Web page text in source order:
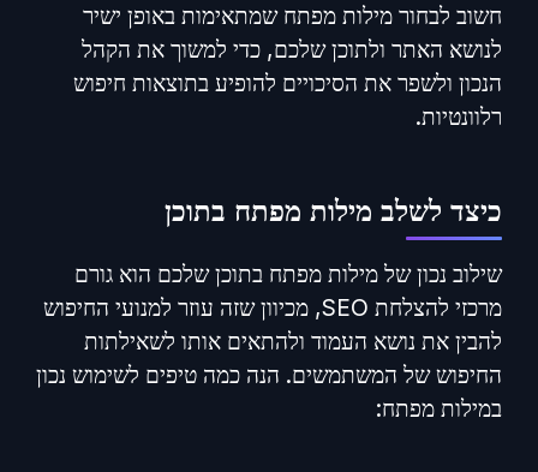
חשוב לבחור מילות מפתח שמתאימות באופן ישיר
לנושא האתר ולתוכן שלכם, כדי למשוך את הקהל
הנכון ולשפר את הסיכויים להופיע בתוצאות חיפוש
רלוונטיות.
כיצד לשלב מילות מפתח בתוכן
שילוב נכון של מילות מפתח בתוכן שלכם הוא גורם
מרכזי להצלחת SEO, מכיוון שזה עוזר למנועי החיפוש
להבין את נושא העמוד ולהתאים אותו לשאילתות
החיפוש של המשתמשים. הנה כמה טיפים לשימוש נכון
במילות מפתח: